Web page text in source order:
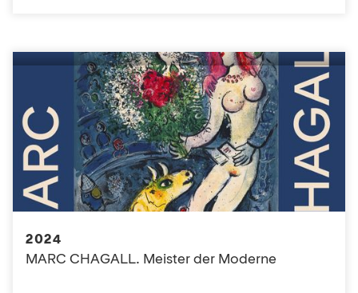
2024
MARC CHAGALL. Meister der Moderne